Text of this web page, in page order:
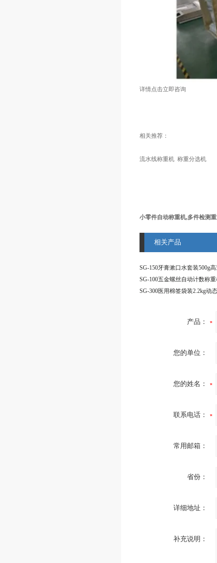
详情点击立即咨询
相关推荐：
流水线称重机 称重分选机
小零件自动称重机,多件检测
相关产品
SG-100五金螺丝自动计数称
产品：
您的单位：
您的姓名：
联系电话：
常用邮箱：
省份：
详细地址：
补充说明：